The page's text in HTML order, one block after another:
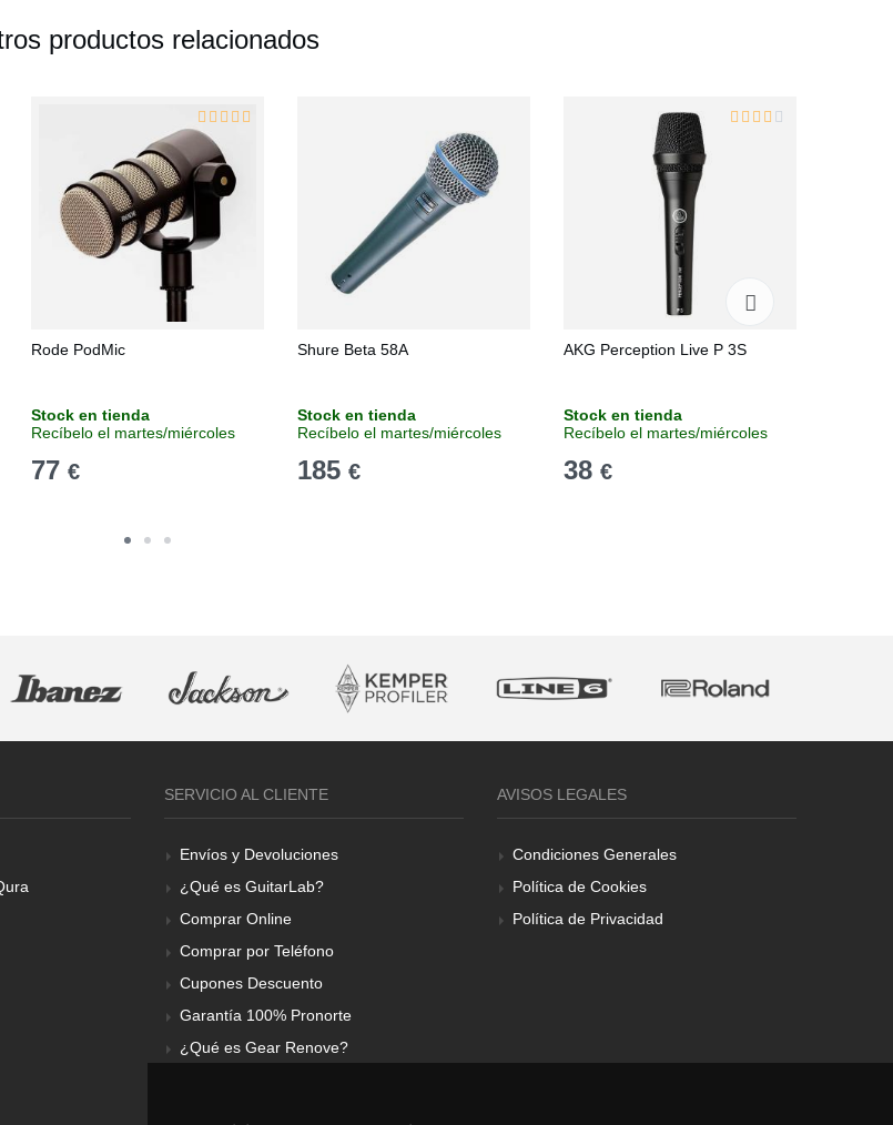
productos relacionados
Rode PodMic
Stock en tienda
Recíbelo el martes/miércoles
77 €
Shure Beta 58A
Stock en tienda
Recíbelo el martes/miércoles
185 €
AKG Perception Live P 3S
Stock en tienda
Recíbelo el martes/miércoles
38 €
SERVICIO AL CLIENTE
Envíos y Devoluciones
¿Qué es GuitarLab?
Comprar Online
Comprar por Teléfono
Cupones Descuento
Garantía 100% Pronorte
¿Qué es Gear Renove?
AVISOS LEGALES
Condiciones Generales
Política de Cookies
Política de Privacidad